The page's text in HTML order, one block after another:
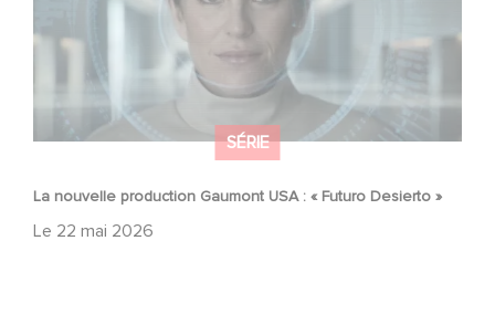
SÉRIE
La nouvelle production Gaumont USA : « Futuro Desierto »
Le 22 mai 2026